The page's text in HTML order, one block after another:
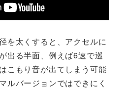
を太くすると、アクセルに
出る半面、例えば6速で巡
こもり音が出てしまう可能
ルバージョンではできにく